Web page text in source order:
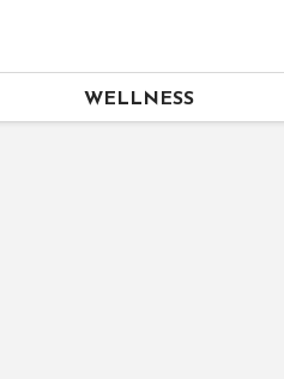
WELLNESS